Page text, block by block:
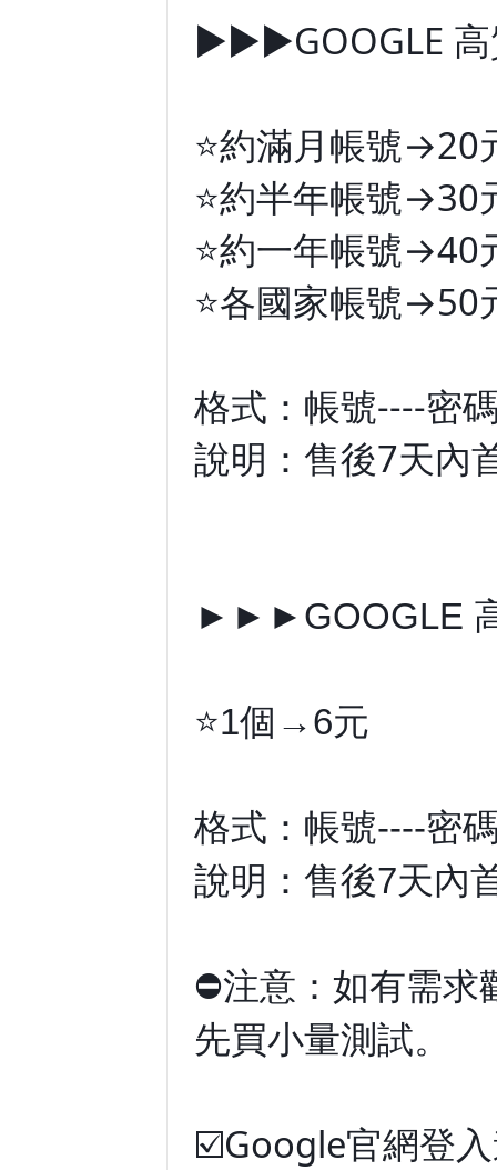
►►►GOOGLE 高
⭐️約滿月帳號→20
⭐️約半年帳號→30
⭐️約一年帳號→40
⭐️各國家帳號→50
格式：帳號----密
說明：售後7天內
►►►GOOGLE 高
⭐️1個→6元
格式：帳號----密
說明：售後7天內
⛔注意：如有需
先買小量測試。
☑️Google官網登